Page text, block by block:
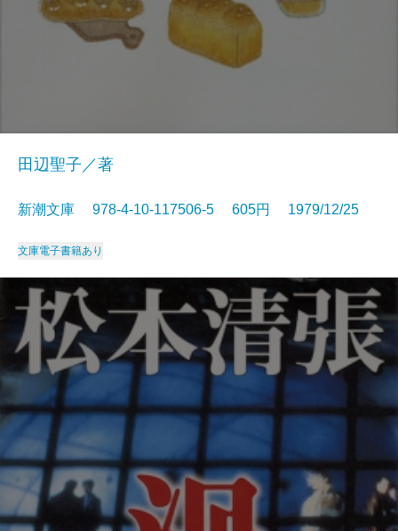
田辺聖子／著
新潮文庫 978-4-10-117506-5 605円 1979/12/25
文庫電子書籍あり